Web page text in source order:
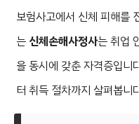
보험사고에서 신체 피해를
는 신체손해사정사는 취업
을 동시에 갖춘 자격증입니
터 취득 절차까지 살펴봅니